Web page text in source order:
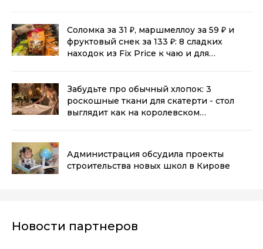
Соломка за 31 ₽, маршмеллоу за 59 ₽ и
фруктовый снек за 133 ₽: 8 сладких
находок из Fix Price к чаю и для
Забудьте про обычный хлопок: 3
роскошные ткани для скатерти - стол
выглядит как на королевском
Администрация обсудила проекты
строительства новых школ в Кирове
Новости партнеров